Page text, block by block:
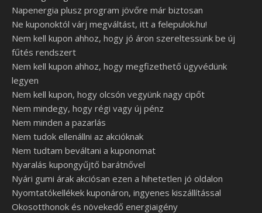
Napenergia plusz program jövőre már biztosan
Ne kuponoktól várj megváltást, itt a felepulok.hu!
Nem kell kupon ahhoz, hogy jó áron szereltessünk be új
fűtés rendszert
Nem kell kupon ahhoz, hogy megfizethető ügyvédünk
legyen
Nem kell kupon, hogy olcsón vegyünk nagy cipőt
Nem mindegy, hogy régi vagy új pénz
Nem minden a pazarlás
Nem tudok ellenállni az akcióknak
Nem tudtam beváltani a kuponomat
Nyaralás kupongyűjtő barátnővel
Nyári gumi árak akciósan ezen a hihetetlen jó oldalon
Nyomtatókellékek kuponáron, ingyenes kiszállítással
Okosotthonok és növekedő energiaigény